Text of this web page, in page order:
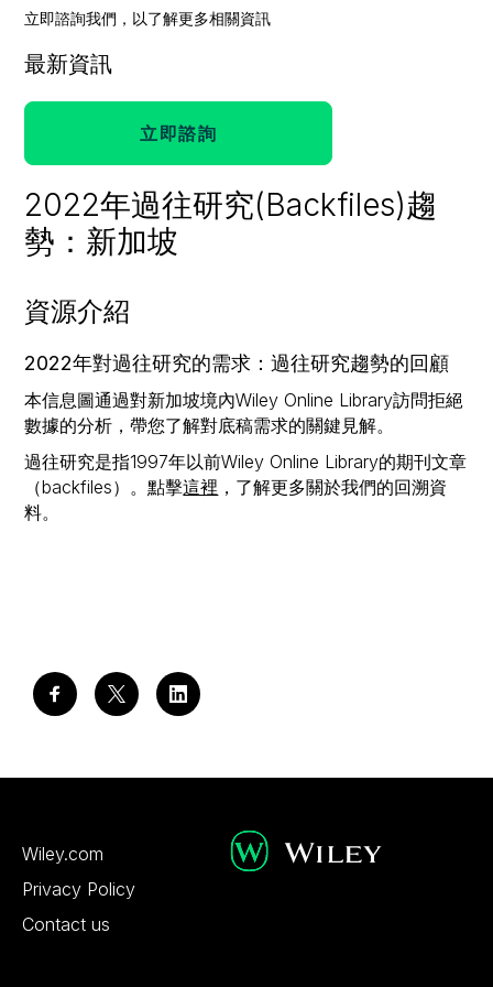
立即諮詢我們，以了解更多相關資訊
最新資訊
立即諮詢
2022年過往研究(Backfiles)趨
勢：新加坡
資源介紹
2022年對過往研究的需求：過往研究趨勢的回顧
本信息圖通過對新加坡境內Wiley Online Library訪問拒絕
數據的分析，帶您了解對底稿需求的關鍵見解。
過往研究是指1997年以前Wiley Online Library的期刊文章
（backfiles）。點擊這裡 ，了解更多關於我們的回溯資
料。
Wiley.com
Privacy Policy
Contact us